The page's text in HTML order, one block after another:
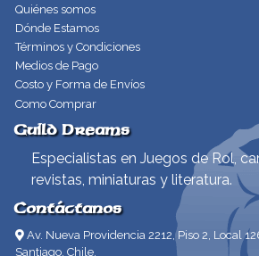
Quiénes somos
Dónde Estamos
Términos y Condiciones
Medios de Pago
Costo y Forma de Envíos
Como Comprar
Guild Dreams
Especialistas en Juegos de Rol,
revistas, miniaturas y literatura.
Contáctanos
Av. Nueva Providencia 2212, Piso 2, Local
Santiago, Chile.